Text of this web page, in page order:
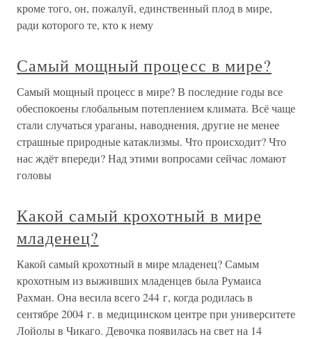
кроме того, он, пожалуй, единственный плод в мире,
ради которого те, кто к нему
Самый мощный процесс в мире?
Самый мощный процесс в мире? В последние годы все
обеспокоены глобальным потеплением климата. Всё чаще
стали случаться ураганы, наводнения, другие не менее
страшные природные катаклизмы. Что происходит? Что
нас ждёт впереди? Над этими вопросами сейчас ломают
головы
Какой самый крохотный в мире
младенец?
Какой самый крохотный в мире младенец? Самым
крохотным из выживших младенцев была Румаиса
Рахман. Она весила всего 244 г, когда родилась в
сентябре 2004 г. в медицинском центре при университете
Лойолы в Чикаго. Девочка появилась на свет на 14